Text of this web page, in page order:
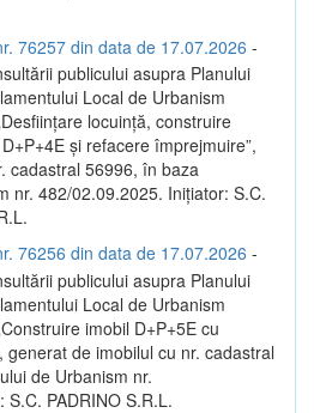
76257 din data de 17.07.2026 -
publicului asupra Planului
Local de Urbanism
locuință, construire
și refacere împrejmuire”,
cadastral 56996, în baza
nr. 482/02.09.2025. Inițiator: S.C.
76256 din data de 17.07.2026 -
publicului asupra Planului
Local de Urbanism
imobil D+P+5E cu
generat de imobilul cu nr. cadastral
de Urbanism nr.
PADRINO S.R.L.